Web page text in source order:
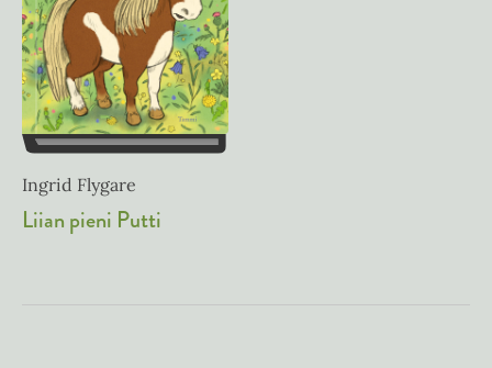
Ingrid Flygare
Liian pieni Putti